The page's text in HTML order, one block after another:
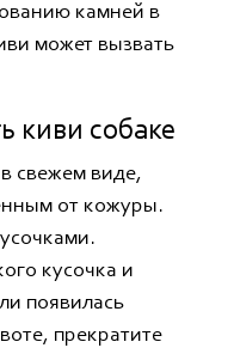
камней в
может вызвать
киви собаке
свежем виде,
от кожуры.
кусочка и
появилась
прекратите